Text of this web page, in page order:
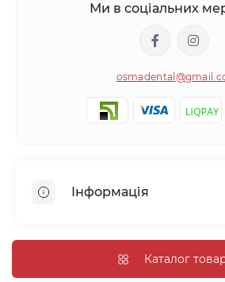
Ми в соціальних
Інформація
Відгуки про магазинКаталог